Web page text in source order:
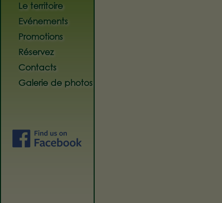
Le territoire
Evénements
Promotions
Réservez
Contacts
Galerie de photos